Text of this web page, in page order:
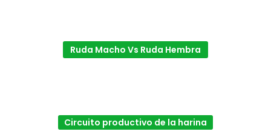
Ruda Macho Vs Ruda Hembra
Circuito productivo de la harina